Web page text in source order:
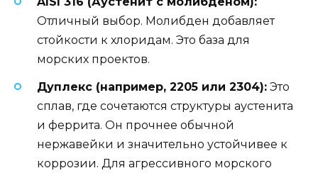
Отличный выбор. Молибден добавляет
стойкости к хлоридам. Это база для
морских проектов.
Дуплекс (например, 2205 или 2304): Это
сплав, где сочетаются структуры аустенита
и феррита. Он прочнее обычной
нержавейки и значительно устойчивее к
коррозии. Для агрессивного морского